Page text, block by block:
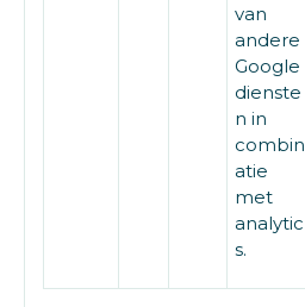
van
andere
Google
dienste
n in
combin
atie
met
analytic
s.